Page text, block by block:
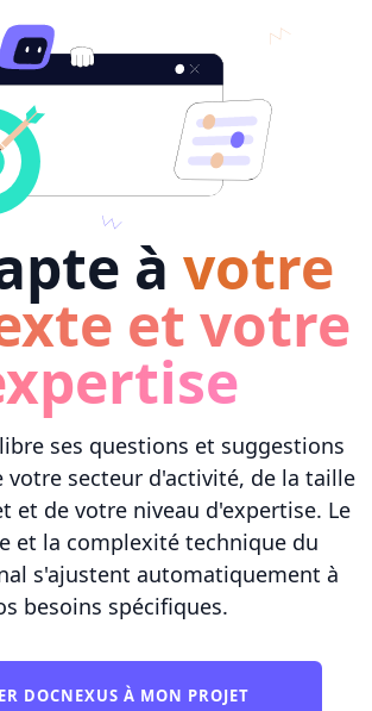
à votre
et votre
ses questions et suggestions
votre secteur d'activité, de la taille
et de votre niveau d'expertise. Le
et la complexité technique du
s'ajustent automatiquement à
besoins spécifiques.
DOCNEXUS À MON PROJET